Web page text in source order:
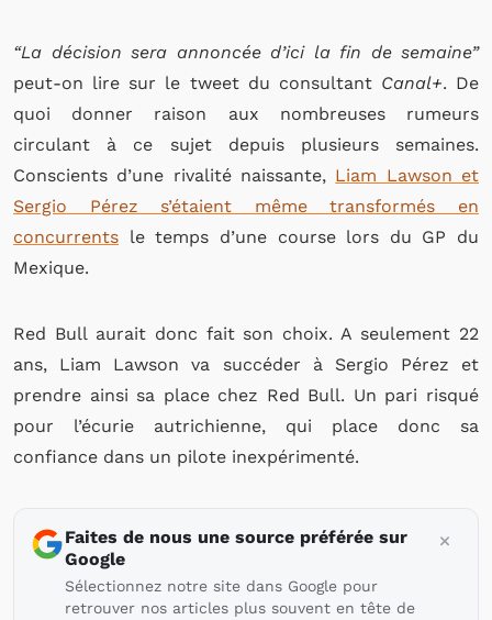
“La décision sera annoncée d’ici la fin de semaine”
peut-on lire sur le tweet du consultant Canal+. De
quoi donner raison aux nombreuses rumeurs
circulant à ce sujet depuis plusieurs semaines.
Conscients d’une rivalité naissante, Liam Lawson et
Sergio Pérez s’étaient même transformés en
concurrents le temps d’une course lors du GP du
Mexique.
Red Bull aurait donc fait son choix. A seulement 22
ans, Liam Lawson va succéder à Sergio Pérez et
prendre ainsi sa place chez Red Bull. Un pari risqué
pour l’écurie autrichienne, qui place donc sa
confiance dans un pilote inexpérimenté.
Faites de nous une source préférée sur
Google
Sélectionnez notre site dans Google pour
retrouver nos articles plus souvent en tête de